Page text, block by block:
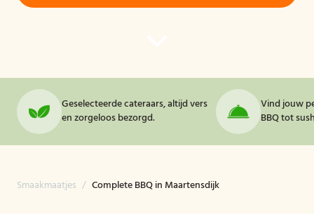
Geselecteerde cateraars, altijd vers
en zorgeloos bezorgd.
Vind jouw
BBQ tot
Smaakmaatjes / Complete BBQ in Maartensdijk